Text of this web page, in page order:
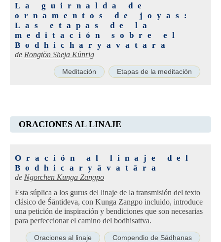
La guirnalda de
ornamentos de joyas:
Las etapas de la
meditación sobre el
Bodhicharyavatara
de Rongtön Sheja Künrig
Meditación Etapas de la meditación
ORACIONES AL LINAJE
Oración al linaje del
Bodhicaryāvatāra
de Ngorchen Kunga Zangpo
Esta súplica a los gurus del linaje de la transmisión del texto
clásico de Śāntideva, con Kunga Zangpo incluido, introduce
una petición de inspiración y bendiciones que son necesarias
para perfeccionar el camino del bodhisattva.
Oraciones al linaje Compendio de Sādhanas